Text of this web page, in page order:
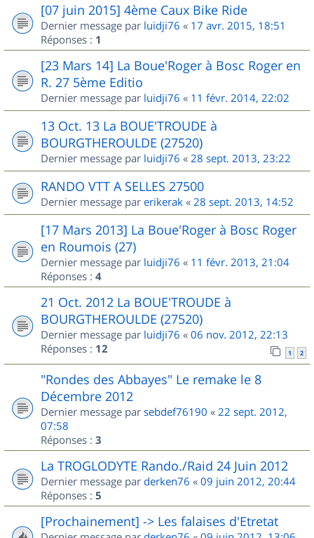
[07 juin 2015] 4ème Caux Bike Ride
Dernier message par luidji76 « 17 avr. 2015, 18:51
Réponses : 1
[23 Mars 14] La Boue'Roger à Bosc Roger en
R. 27 5ème Editio
Dernier message par luidji76 « 11 févr. 2014, 22:02
13 Oct. 13 La BOUE'TROUDE à
BOURGTHEROULDE (27520)
Dernier message par luidji76 « 28 sept. 2013, 23:22
RANDO VTT A SELLES 27500
Dernier message par erikerak « 28 sept. 2013, 14:52
[17 Mars 2013] La Boue'Roger à Bosc Roger
en Roumois (27)
Dernier message par luidji76 « 11 févr. 2013, 21:04
Réponses : 4
21 Oct. 2012 La BOUE'TROUDE à
BOURGTHEROULDE (27520)
Dernier message par luidji76 « 06 nov. 2012, 22:13
Réponses : 12 1 2
"Rondes des Abbayes" Le remake le 8
Décembre 2012
Dernier message par sebdef76190 « 22 sept. 2012,
07:58
Réponses : 3
La TROGLODYTE Rando./Raid 24 Juin 2012
Dernier message par derken76 « 09 juin 2012, 20:44
Réponses : 5
[Prochainement] -> Les falaises d'Etretat